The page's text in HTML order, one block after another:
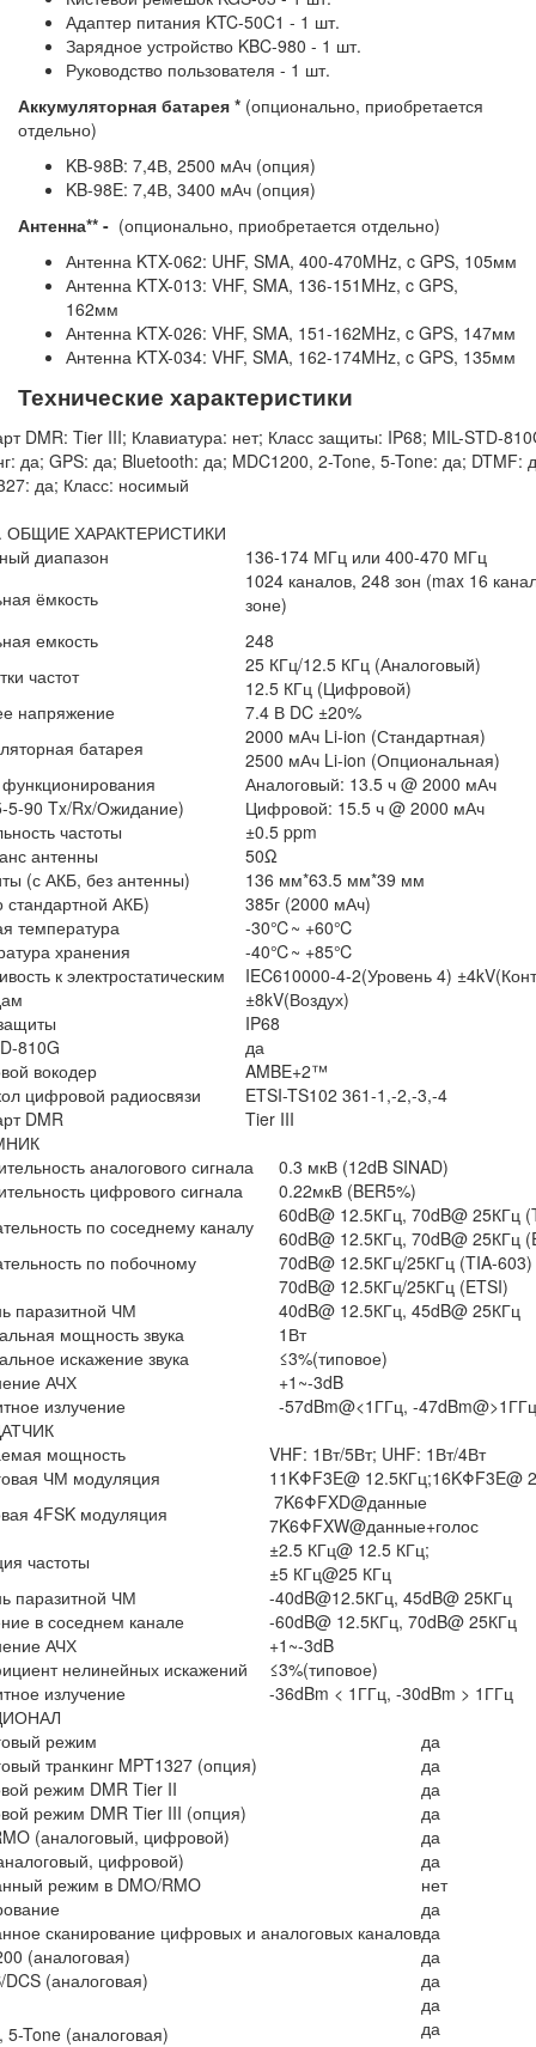
Адаптер питания KTC-50C1 - 1 шт.
Зарядное устройство KBC-980 - 1 шт.
Руководство пользователя - 1 шт.
Аккумуляторная батарея * (опционально, приобретается
отдельно)
KB-98B: 7,4В, 2500 мАч (опция)
KB-98E: 7,4В, 3400 мАч (опция)
Антенна** - (опционально, приобретается отдельно)
Антенна KTX-062: UHF, SMA, 400-470MHz, c GPS, 105мм
Антенна KTX-013: VHF, SMA, 136-151MHz, c GPS,
162мм
Антенна KTX-026: VHF, SMA, 151-162MHz, c GPS, 147мм
Антенна KTX-034: VHF, SMA, 162-174MHz, c GPS, 135мм
Технические характеристики
DMR: Tier III; Клавиатура: нет; Класс защиты: IP68; MIL-STD-
да; GPS: да; Bluetooth: да; MDC1200, 2-Tone, 5-Tone: да; DTMF:
да; Класс: носимый
ОБЩИЕ ХАРАКТЕРИСТИКИ
диапазон
136-174 МГц или 400-470 МГц
ёмкость
1024 каналов, 248 зон (max 16
зоне)
емкость
248
частот
25 КГц/12.5 КГц (Аналоговый)
12.5 КГц (Цифровой)
напряжение
7.4 В DC ±20%
батарея
2000 мАч Li-ion (Стандартная)
2500 мАч Li-ion (Опциональная)
5-90 Tx/Rx/Ожидание)
Аналоговый: 13.5 ч @ 2000 мАч
Цифровой: 15.5 ч @ 2000 мАч
частоты
±0.5 ppm
антенны
50Ω
(с АКБ, без антенны)
136 мм*63.5 мм*39 мм
стандартной АКБ)
385г (2000 мАч)
температура
-30℃~ +60℃
хранения
-40℃~ +85℃
к электростатическим
IEC610000-4-2(Уровень 4)
±8kV(Воздух)
IP68
810G
да
вокодер
AMBE+2™
цифровой радиосвязи
ETSI-TS102 361-1,-2,-3,-4
DMR
Tier III
аналогового сигнала
0.3 мкВ (12dB SINAD)
цифрового сигнала
0.22мкВ (BER5%)
по соседнему каналу
60dB@ 12.5КГц, 70dB@ 25КГц
60dB@ 12.5КГц, 70dB@ 25КГц
по побочному
70dB@ 12.5КГц/25КГц (TIA-603)
70dB@ 12.5КГц/25КГц (ETSI)
паразитной ЧМ
40dB@ 12.5КГц, 45dB@ 25КГц
мощность звука
1Вт
искажение звука
≤3%(типовое)
АЧХ
+1~-3dB
излучение
-57dBm@<1ГГц, -47dBm@>1ГГц
мощность
VHF: 1Вт/5Вт; UHF: 1Вт/4Вт
ЧМ модуляция
11KΦF3E@ 12.5КГц;16KΦF3E@
4FSK модуляция
7K6ΦFXD@данные
7K6ΦFXW@данные+голос
частоты
±2.5 КГц@ 12.5 КГц;
±5 КГц@25 КГц
паразитной ЧМ
-40dB@12.5КГц, 45dB@ 25КГц
в соседнем канале
-60dB@ 12.5КГц, 70dB@ 25КГц
АЧХ
+1~-3dB
нелинейных искажений
≤3%(типовое)
излучение
-36dBm < 1ГГц, -30dBm > 1ГГц
режим
да
транкинг MPT1327 (опция)
да
режим DMR Tier II
да
режим DMR Tier III (опция)
да
(аналоговый, цифровой)
да
цифровой)
да
режим в DMO/RMO
нет
да
сканирование цифровых и аналоговых каналовда
(аналоговая)
да
DCS (аналоговая)
да
да
5-Tone (аналоговая)
да